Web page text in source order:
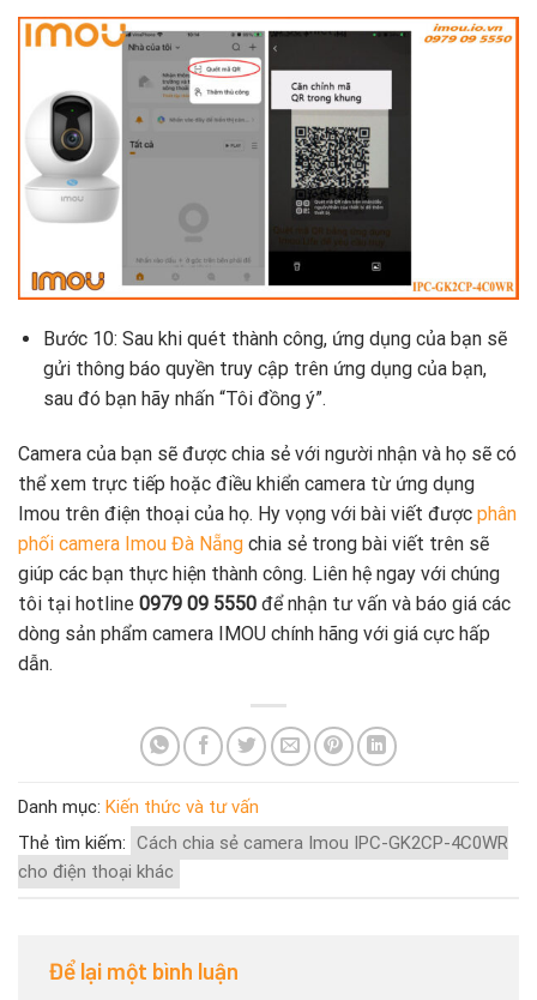
Bước 10: Sau khi quét thành công, ứng dụng của bạn sẽ
gửi thông báo quyền truy cập trên ứng dụng của bạn,
sau đó bạn hãy nhấn “Tôi đồng ý”.
Camera của bạn sẽ được chia sẻ với người nhận và họ sẽ có
thể xem trực tiếp hoặc điều khiển camera từ ứng dụng
Imou trên điện thoại của họ. Hy vọng với bài viết được phân
phối camera Imou Đà Nẵng chia sẻ trong bài viết trên sẽ
giúp các bạn thực hiện thành công. Liên hệ ngay với chúng
tôi tại hotline 0979 09 5550 để nhận tư vấn và báo giá các
dòng sản phẩm camera IMOU chính hãng với giá cực hấp
dẫn.
Danh mục: Kiến thức và tư vấn
Thẻ tìm kiếm: Cách chia sẻ camera Imou IPC-GK2CP-4C0WR
cho điện thoại khác
Để lại một bình luận